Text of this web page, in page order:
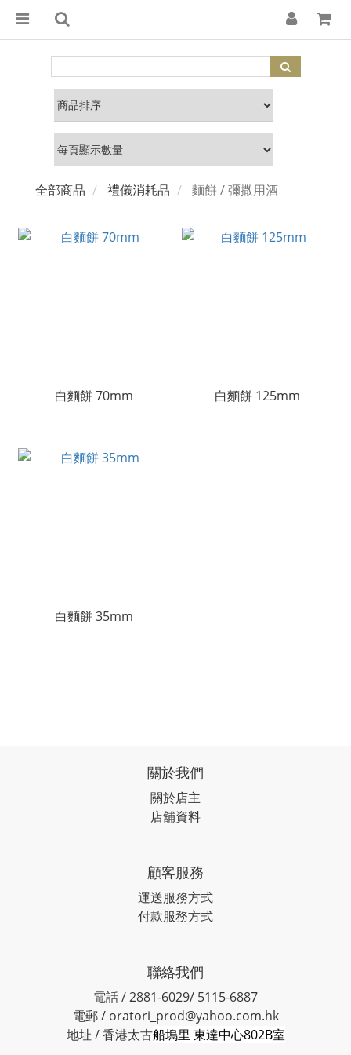
全部商品 禮儀消耗品 麵餅 / 彌撒用酒
白麵餅 70mm 白麵餅 125mm
白麵餅 35mm
關於我們
關於店主
店舖資料
顧客服務
運送服務方式
付款服務方式
聯絡我們
電話 / 2881-6029/ 5115-6887
電郵 / oratori_prod@yahoo.com.hk
地址 / 香港太古船塢里 東達中心802B室